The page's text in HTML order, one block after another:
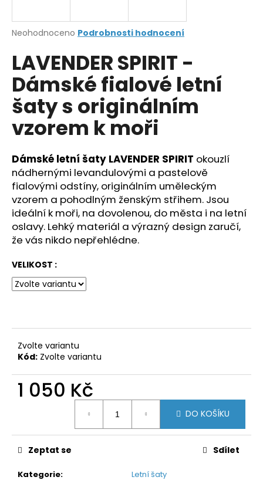
Průměrné
produktu
je
0,0
5
hvězdiček.
Neohodnoceno Podrobnosti hodnocení
LAVENDER SPIRIT -
Dámské fialové letní
šaty s originálním
vzorem k moři
Dámské letní šaty LAVENDER SPIRIT okouzlí
nádhernými levandulovými a pastelově
fialovými odstíny, originálním uměleckým
vzorem a pohodlným ženským střihem. Jsou
ideální k moři, na dovolenou, do města i na letní
oslavy. Lehký materiál a výrazný design zaručí,
že vás nikdo nepřehlédne.
VELIKOST :
Zvolte variantu
Kód: Zvolte variantu
1 050 Kč
DO KOŠÍKU
Kategorie: Letní šaty
Zeptat se Sdílet
j
t
?
HLEDAT
D
o
p
o
r
č
u
j
e